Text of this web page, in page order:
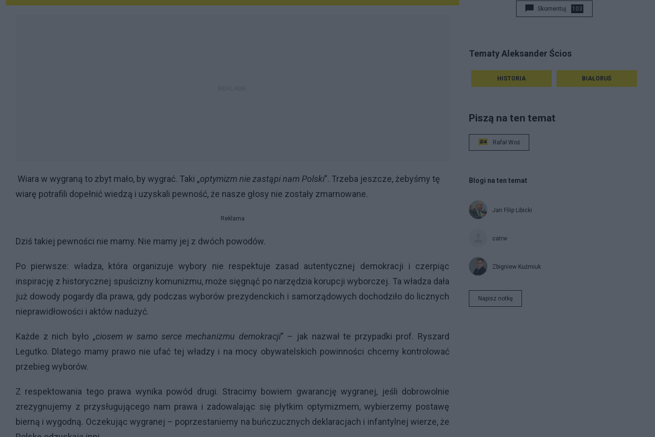
Wiara w wygraną to zbyt mało, by wygrać. Taki „optymizm nie zastąpi nam Polski”. Trzeba jeszcze, żebyśmy tę
wiarę potrafili dopełnić wiedzą i uzyskali pewność, że nasze głosy nie zostały zmarnowane.
Reklama
Dziś takiej pewności nie mamy. Nie mamy jej z dwóch powodów.
Po pierwsze: władza, która organizuje wybory nie respektuje zasad autentycznej demokracji i czerpiąc
inspirację z historycznej spuścizny komunizmu, może sięgnąć po narzędzia korupcji wyborczej. Ta władza dała
już dowody pogardy dla prawa, gdy podczas wyborów prezydenckich i samorządowych dochodziło do licznych
nieprawidłowości i aktów nadużyć.
Każde z nich było „ciosem w samo serce mechanizmu demokracji” – jak nazwał te przypadki prof. Ryszard
Legutko. Dlatego mamy prawo nie ufać tej władzy i na mocy obywatelskich powinności chcemy kontrolować
przebieg wyborów.
Z respektowania tego prawa wynika powód drugi. Stracimy bowiem gwarancję wygranej, jeśli dobrowolnie
zrezygnujemy z przysługującego nam prawa i zadowalając się płytkim optymizmem, wybierzemy postawę
bierną i wygodną. Oczekując wygranej – poprzestaniemy na buńczucznych deklaracjach i infantylnej wierze, że
Skomentuj 103
Tematy Aleksander Ścios
HISTORIA BIAŁORUŚ
Piszą na ten temat
Rafał Woś
Blogi na ten temat
Jan Filip Libicki
catrw
Zbigniew Kuźmiuk
Napisz notkę